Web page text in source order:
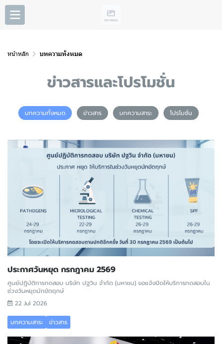
หน้าหลัก บทความทั้งหมด
ข่าวสารและโปรโมชั่น
บทความทั้งหมด ข่าวสาร บทความสาระ โปรโมชั่น
ประกาศวันหยุด กรกฎาคม 2569
ศูนย์ปฏิบัติการทดสอบ บริษัท ปฐวิน จำกัด (มหาชน) ขอแจ้งปิดให้บริการทดสอบใน
ช่วงวันหยุดนักขัตฤกษ์
22 Jul 2026
บทความสาระ ข่าวสาร